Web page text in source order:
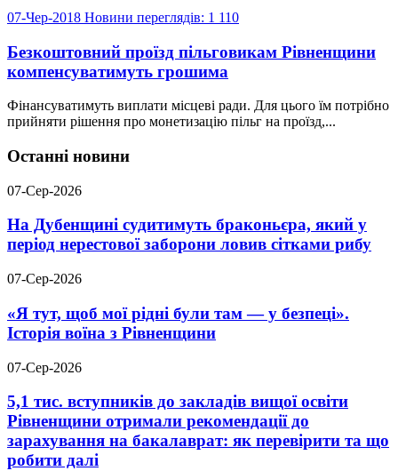
07-Чер-2018 Новини переглядів: 1 110
Безкоштовний проїзд пільговикам Рівненщини
компенсуватимуть грошима
Фінансуватимуть виплати місцеві ради. Для цього їм потрібно
прийняти рішення про монетизацію пільг на проїзд,...
Останні новини
07-Сер-2026
На Дубенщині судитимуть браконьєра, який у
період нерестової заборони ловив сітками рибу
07-Сер-2026
«Я тут, щоб мої рідні були там — у безпеці».
Історія воїна з Рівненщини
07-Сер-2026
5,1 тис. вступників до закладів вищої освіти
Рівненщини отримали рекомендації до
зарахування на бакалаврат: як перевірити та що
робити далі